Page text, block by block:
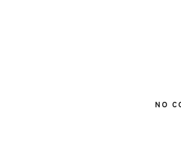
NO